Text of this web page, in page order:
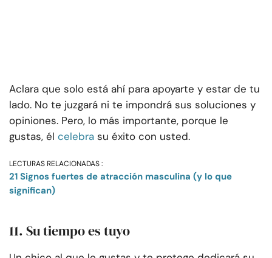
Aclara que solo está ahí para apoyarte y estar de tu
lado. No te juzgará ni te impondrá sus soluciones y
opiniones. Pero, lo más importante, porque le
gustas, él celebra su éxito con usted.
LECTURAS RELACIONADAS :
21 Signos fuertes de atracción masculina (y lo que
significan)
11. Su tiempo es tuyo